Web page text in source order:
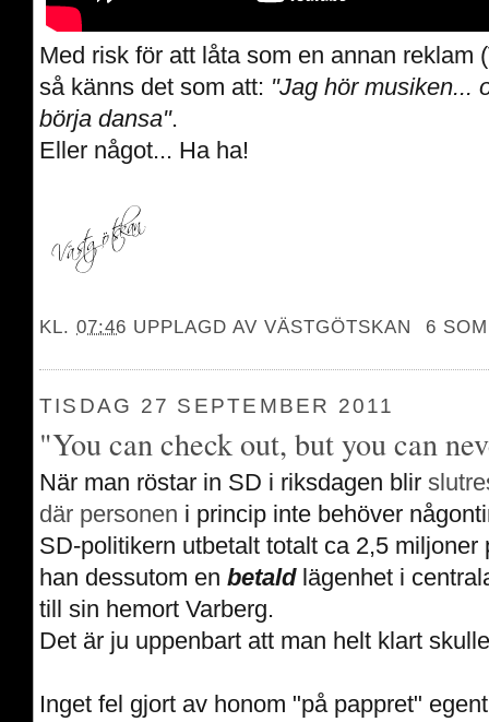
Med risk för att låta som en annan reklam
så känns det som att: "Jag hör musiken...
börja dansa".
Eller något... Ha ha!
KL.07:46 UPPLAGD AVVÄSTGÖTSKAN 6
TISDAG 27 SEPTEMBER 2011
"You can check out, but you can
När man röstar in SD i riksdagen blir
där personen i princip inte behöver
SD-politikern utbetalt totalt ca 2,5 miljoner
han dessutom en betaldlägenhet i
till sin hemort Varberg.
Det är ju uppenbart att man helt klart
Inget fel gjort av honom "på pappret"